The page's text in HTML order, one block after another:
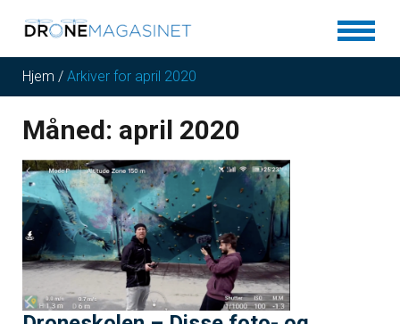
Hjem / Arkiver for april 2020
Måned: april 2020